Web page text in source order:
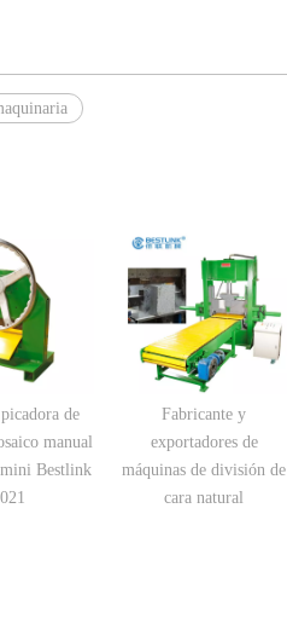
de
manual
Bestlink
Fabricante y
exportadores de
máquinas de división de
cara natural